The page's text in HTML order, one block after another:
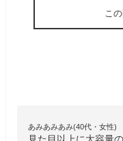
こ
あみあみあみ(40代・女性)